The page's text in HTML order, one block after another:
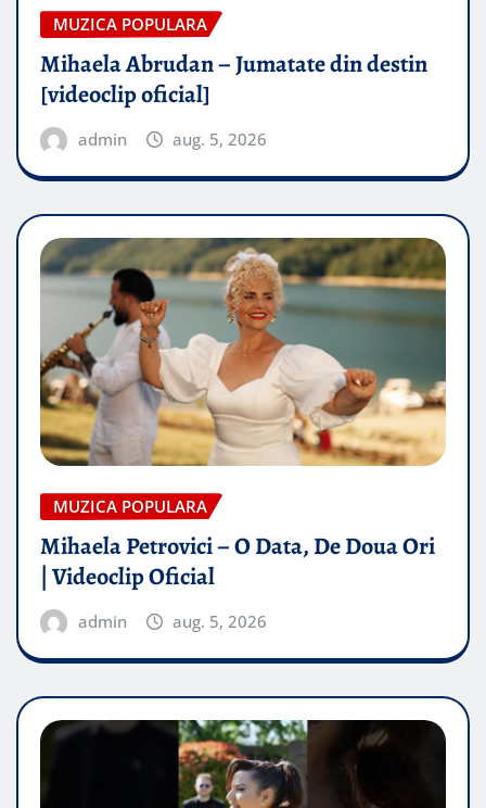
MUZICA POPULARA
Mihaela Abrudan – Jumatate din destin
[videoclip oficial]
admin aug. 5, 2026
MUZICA POPULARA
Mihaela Petrovici – O Data, De Doua Ori
| Videoclip Oficial
admin aug. 5, 2026